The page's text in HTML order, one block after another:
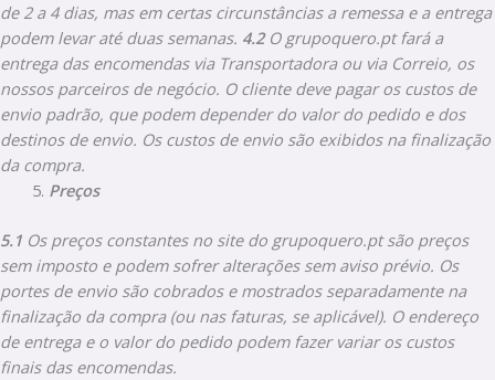
de 2 a 4 dias, mas em certas circunstâncias a remessa e a entrega
podem levar até duas semanas. 4.2O grupoquero.pt fará a
entrega das encomendas via Transportadora ou via Correio, os
nossos parceiros de negócio. O cliente deve pagar os custos de
envio padrão, que podem depender do valor do pedido e dos
destinos de envio. Os custos de envio são exibidos na finalização
da compra.
Preços
5.1 Os preços constantes no site do grupoquero.pt são preços
sem imposto e podem sofrer alterações sem aviso prévio. Os
portes de envio são cobrados e mostrados separadamente na
finalização da compra (ou nas faturas, se aplicável). O endereço
de entrega e o valor do pedido podem fazer variar os custos
finais das encomendas.